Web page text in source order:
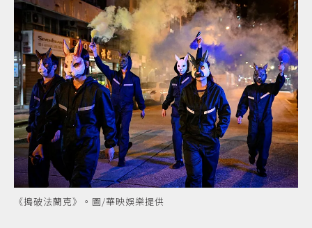
《搗破法蘭克》。圖/華映娛樂提供